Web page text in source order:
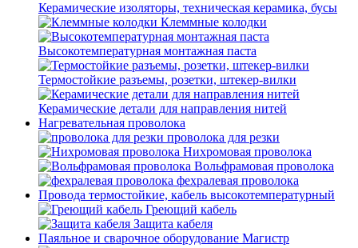
Керамические изоляторы, техническая керамика, бусы
Клеммные колодки
Высокотемпературная монтажная паста
Термостойкие разъемы, розетки, штекер-вилки
Керамические детали для направления нитей
Нагревательная проволока
проволока для резки
Нихромовая проволока
Вольфрамовая проволока
фехралевая проволока
Провода термостойкие, кабель высокотемпературный
Греющий кабель
Защита кабеля
Паяльное и сварочное оборудование Магистр